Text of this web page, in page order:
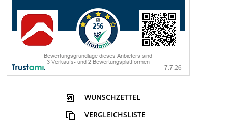
WUNSCHZETTEL
VERGLEICHSLISTE